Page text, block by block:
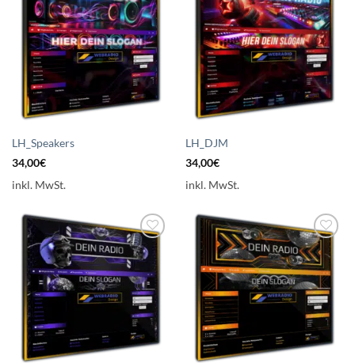
Auf die
Wunschliste
setzen
LH_Speakers
34,00€
inkl. MwSt.
Auf die
Wunschliste
setzen
LH_DJM
34,00€
inkl. MwSt.
Auf die
Wunschliste
setzen
Auf die
Wunschliste
setzen